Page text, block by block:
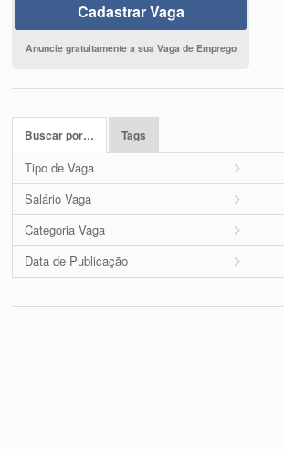
Cadastrar Vaga
Anuncie gratuitamente a sua Vaga de Emprego
Buscar por… Tags
Tipo de Vaga
Salário Vaga
Categoria Vaga
Data de Publicação